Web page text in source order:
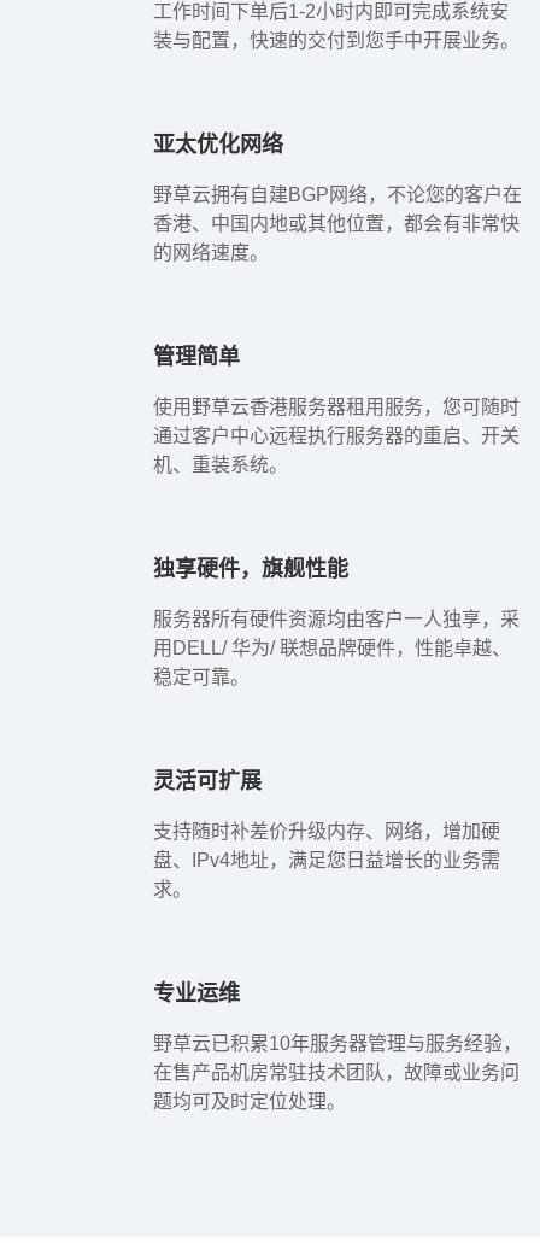
工作时间下单后1-2小时内即可完成系统安
装与配置，快速的交付到您手中开展业务。
亚太优化网络
野草云拥有自建BGP网络，不论您的客户在
香港、中国内地或其他位置，都会有非常快
的网络速度。
管理简单
使用野草云香港服务器租用服务，您可随时
通过客户中心远程执行服务器的重启、开关
机、重装系统。
独享硬件，旗舰性能
服务器所有硬件资源均由客户一人独享，采
用DELL/ 华为/ 联想品牌硬件，性能卓越、
稳定可靠。
灵活可扩展
支持随时补差价升级内存、网络，增加硬
盘、IPv4地址，满足您日益增长的业务需
求。
专业运维
野草云已积累10年服务器管理与服务经验，
在售产品机房常驻技术团队，故障或业务问
题均可及时定位处理。